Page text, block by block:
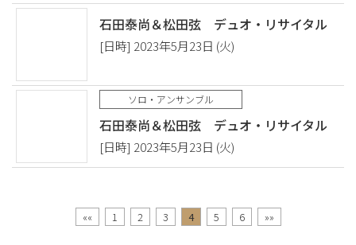
石田泰尚＆松田弦 デュオ・リサイタル
[日時] 2023年5月23日 (火)
ソロ・アンサンブル
石田泰尚＆松田弦 デュオ・リサイタル
[日時] 2023年5月23日 (火)
«« 1 2 3 4 5 6 »»